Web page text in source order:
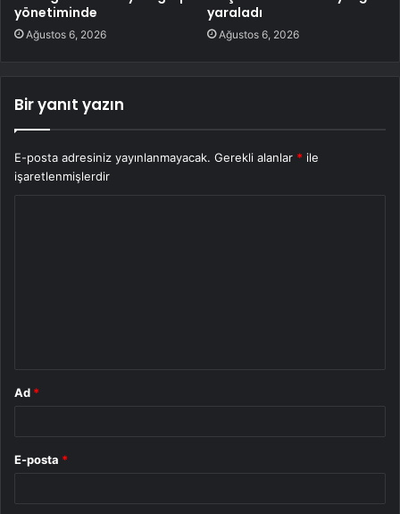
yönetiminde
Ağustos 6, 2026
yaraladı
Ağustos 6, 2026
Bir yanıt yazın
E-posta adresiniz yayınlanmayacak. Gerekli alanlar * ile
işaretlenmişlerdir
Ad *
E-posta *